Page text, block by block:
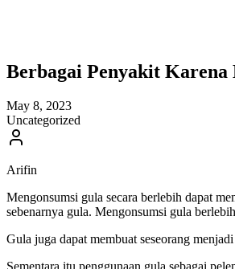
Berbagai Penyakit Karena
May 8, 2023
Uncategorized
Arifin
Mengonsumsi gula secara berlebih dapat
sebenarnya gula. Mengonsumsi gula
Gula juga dapat membuat seseorang
Sementara itu penggunaan gula sebagai